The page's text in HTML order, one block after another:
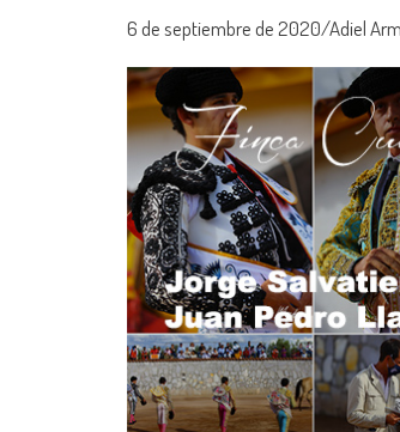
6 de septiembre de 2020/Adiel